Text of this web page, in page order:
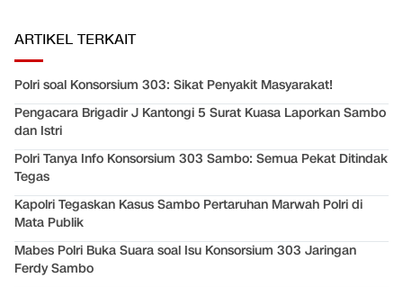
ARTIKEL TERKAIT
Polri soal Konsorsium 303: Sikat Penyakit Masyarakat!
Pengacara Brigadir J Kantongi 5 Surat Kuasa Laporkan Sambo
dan Istri
Polri Tanya Info Konsorsium 303 Sambo: Semua Pekat Ditindak
Tegas
Kapolri Tegaskan Kasus Sambo Pertaruhan Marwah Polri di
Mata Publik
Mabes Polri Buka Suara soal Isu Konsorsium 303 Jaringan
Ferdy Sambo